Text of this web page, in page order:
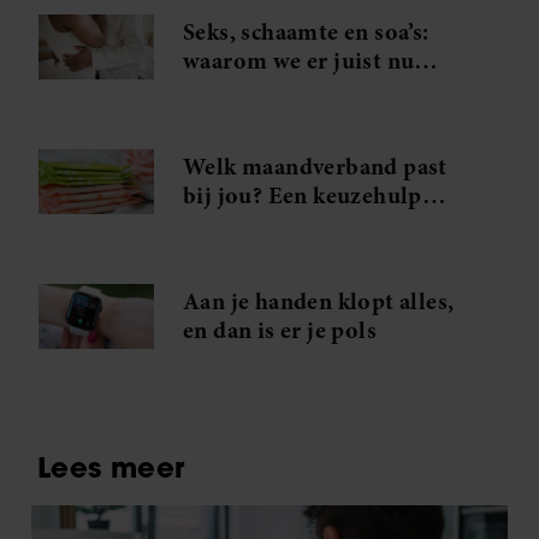
Seks, schaamte en soa’s:
waarom we er juist nu
Welk maandverband past
bij jou? Een keuzehulp
Aan je handen klopt alles,
en dan is er je pols